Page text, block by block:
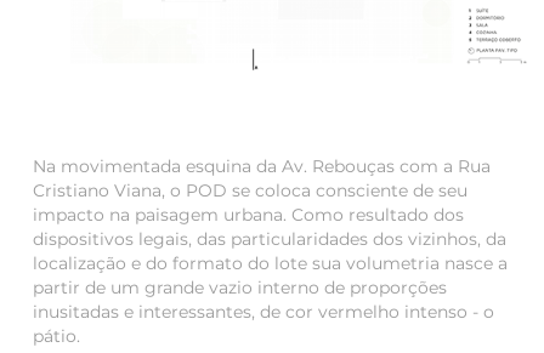
Na movimentada esquina da Av. Rebouças com a Rua
Cristiano Viana, o POD se coloca consciente de seu
impacto na paisagem urbana. Como resultado dos
dispositivos legais, das particularidades dos vizinhos, da
localização e do formato do lote sua volumetria nasce a
partir de um grande vazio interno de proporções
inusitadas e interessantes, de cor vermelho intenso - o
pátio.